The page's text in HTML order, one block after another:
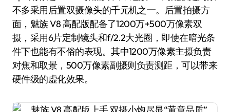
不多采用后置双摄像头的千元机之一。后置拍摄方
面，魅族 V8 高配版配备了1200万+500万像素双
摄，采用6片定制镜头和f/2.2大光圈，即使在暗光条
件下也能有不俗的表现。其中1200万像素主摄负责
对焦和取景，500万像素副摄则负责测距，可以带来
硬件级的虚化效果。